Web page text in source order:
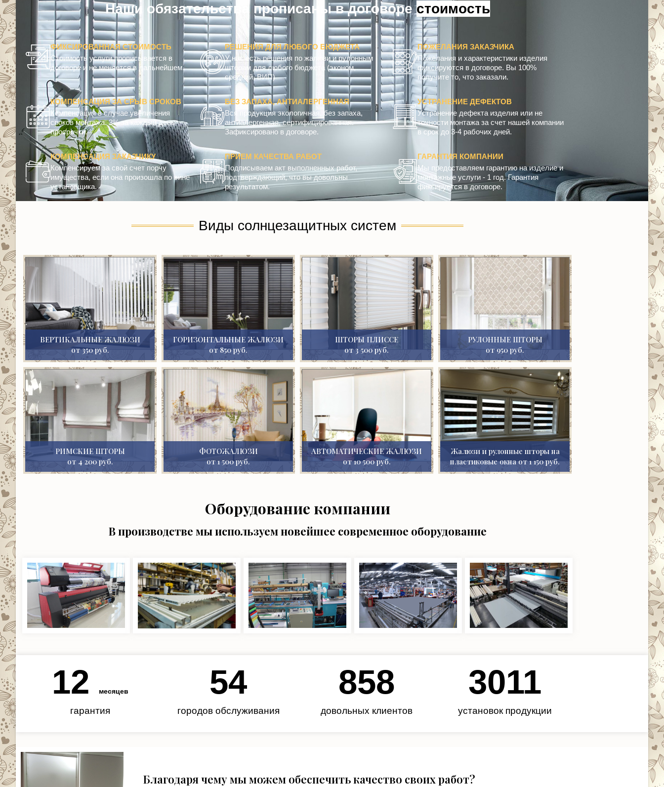
Наши обязательства прописаны в договоре компенсаци
ФИКСИРОВАННАЯ СТОИМОСТЬ
Стоимость услуги прописывается в
договоре и не меняется в дальнейшем.
РЕШЕНИЯ ДЛЯ ЛЮБОГО БЮДЖЕТА
У нас есть решения по жалюзи и рулонным
шторам для любого бюджета (эконом,
средний, ВИП)
ПОЖЕЛАНИЯ ЗАКАЗЧИКА
Пожелания и характеристики изделия
фиксируются в договоре. Вы 100%
получите то, что заказали.
КОМПЕНСАЦИЯ ЗА СРЫВ СРОКОВ
Компенсация в случае увеличения
сроков монтажа. 3% за каждый день
просрочки.
БЕЗ ЗАПАХА, АНТИАЛЕРГЕННАЯ
Вся продукция экологичная, без запаха,
антиалергенная, сертифицированная.
Зафиксировано в договоре.
УСТРАНЕНИЕ ДЕФЕКТОВ
Устранение дефекта изделия или не
точности монтажа за счет нашей компании
в срок до 3-4 рабочих дней.
КОМПЕНСАЦИЯ ЗАКАЗЧИКУ
Компенсируем за свой счет порчу
имущества, если она произошла по вине
установщика.
ПРИЕМ КАЧЕСТВА РАБОТ
Подписываем акт выполненных работ,
подтверждающий, что вы довольны
результатом.
ГАРАНТИЯ КОМПАНИИ
Мы предоставляем гарантию на изделие и
монтажные услуги - 1 год. Гарантия
фиксируется в договоре.
Виды солнцезащитных систем
ВЕРТИКАЛЬНЫЕ ЖАЛЮЗИ
от 350 руб.
ГОРИЗОНТАЛЬНЫЕ ЖАЛЮЗИ
от 850 руб.
ШТОРЫ ПЛИССЕ
от 3 500 руб.
РУЛОННЫЕ ШТОРЫ
от 950 руб.
РИМСКИЕ ШТОРЫ
от 4 200 руб.
ФОТОЖАЛЮЗИ
от 1 500 руб.
АВТОМАТИЧЕСКИЕ ЖАЛЮЗИ
от 10 500 руб.
Жалюзи и рулонные шторы на
пластиковые окна от 1 150 руб.
Оборудование компании
В производстве мы используем новейшее современное оборудование
гарантия
12 месяцев
городов обслуживания
62
довольных клиентов
985
установок продукции
3450
Благодаря чему мы можем обеспечить качество своих работ?